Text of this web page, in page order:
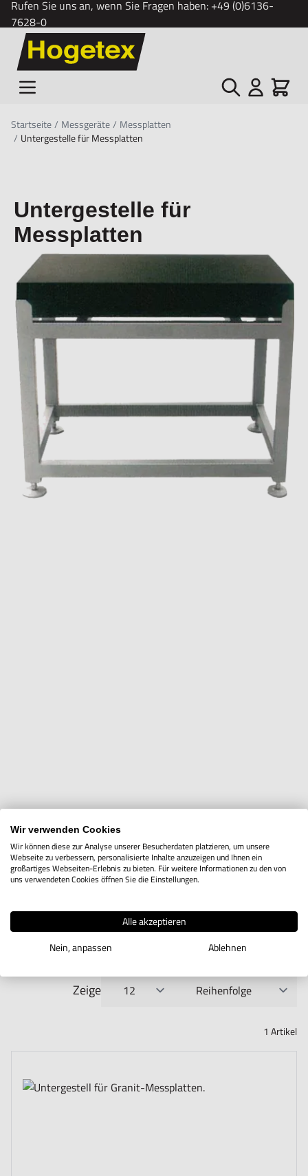
Rufen Sie uns an, wenn Sie Fragen haben: +49 (0)6136-
7628-0
Zum Inhalt springen
Suche Cart
Startseite/ Messgeräte/ Messplatten
/ Untergestelle für Messplatten
Untergestelle für
Messplatten
Einkaufsoptionen
1 Artikel
Zeige
pro Seite Sortieren nach
Wir verwenden Cookies
Wir können diese zur Analyse unserer Besucherdaten platzieren, um unsere
Webseite zu verbessern, personalisierte Inhalte anzuzeigen und Ihnen ein
großartiges Webseiten-Erlebnis zu bieten. Für weitere Informationen zu den von
uns verwendeten Cookies öffnen Sie die Einstellungen.
Alle akzeptieren
Nein, anpassen
Ablehnen